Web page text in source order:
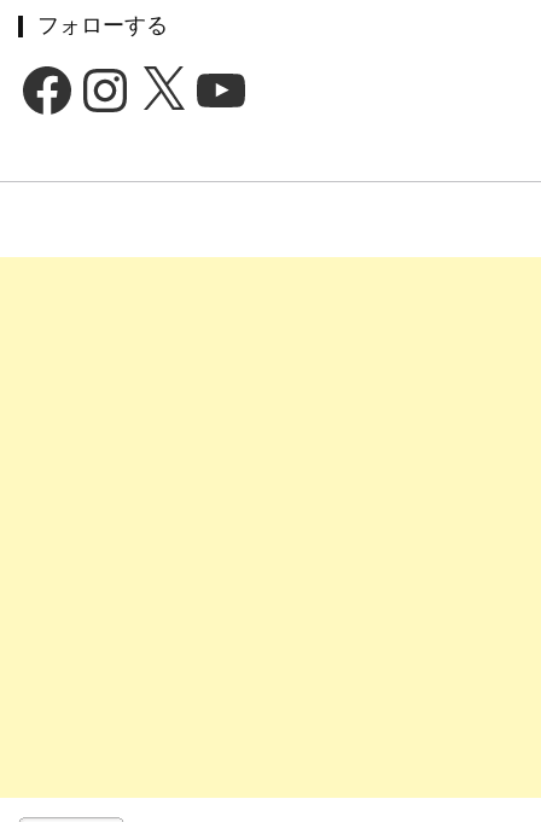
フォローする
FacebookInstagram